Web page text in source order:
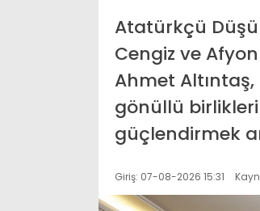
Atatürkçü
Cengiz ve
Ahmet
gönüllü
güçlendirmek
Giriş: 07-08-2026 15:31